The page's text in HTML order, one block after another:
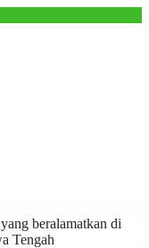
beralamatkan di
Tengah